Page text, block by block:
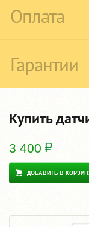
Оплата
Гарантии
Купить
3 400
ДОБАВИТЬ В